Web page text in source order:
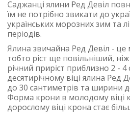
Саджанці ялини Ред Девіл
їм не потрібно звикати до
українських морозних зим та
періодів.
Ялина звичайна Ред Девіл - це
тобто ріст ще повільніший,
річний приріст приблизно 2 -
десятирічному віці ялина Ред
до 30 сантиметрів та ширини
Форма крони в молодому віці
дорослому віці крона стає